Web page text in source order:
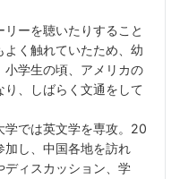
ーを聴いたりすること
く触れていたため、幼
小学生の頃、アメリカの
、しばらく文通をして
学では英文学を専攻。20
加し、中国各地を訪れ
ディスカッション、学